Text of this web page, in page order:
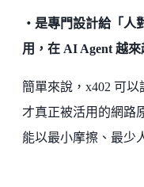
・是專門設計給「人
用，在 AI Agent 越
簡單來說，x402 可
才真正被活用的網路
能以最小摩擦、最少